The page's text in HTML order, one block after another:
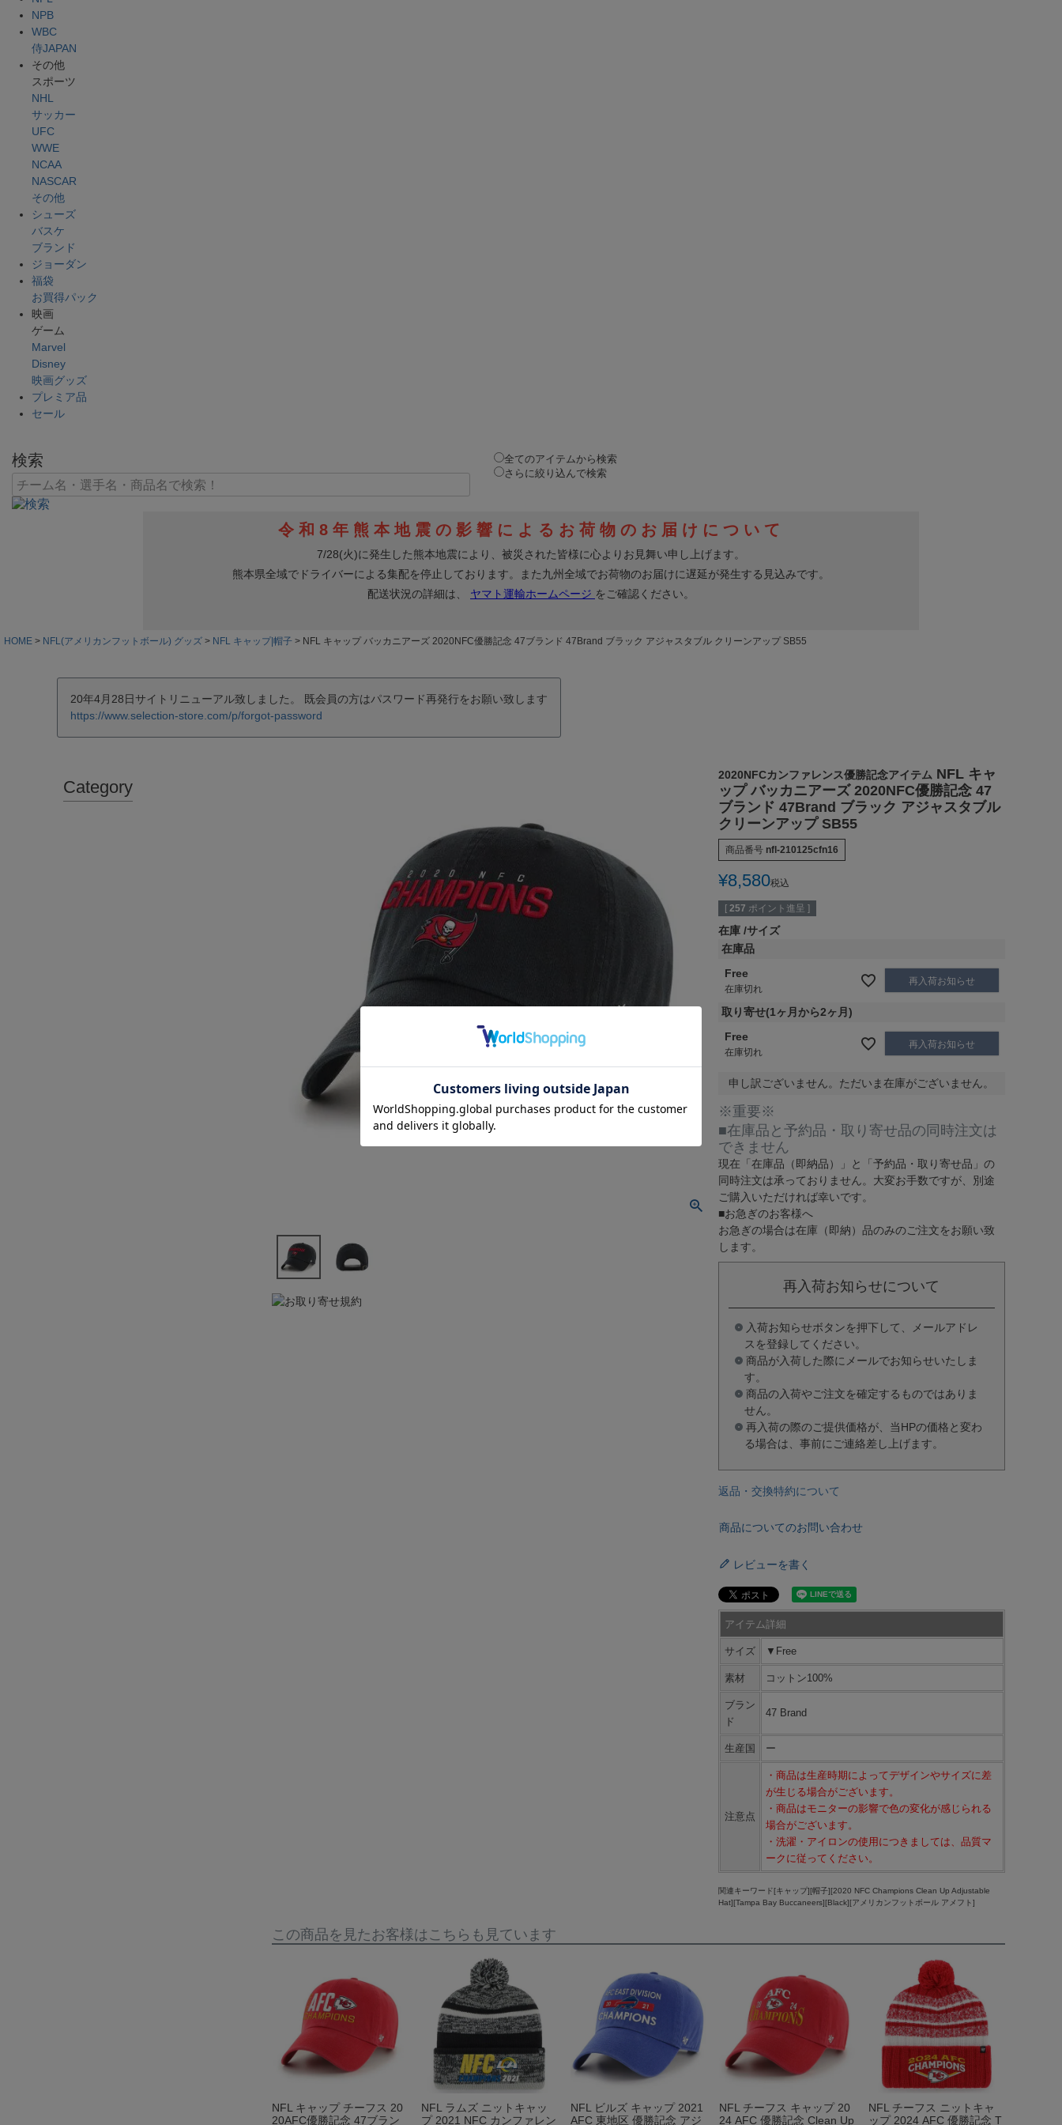
NPB
WBC
侍JAPAN
その他
スポーツ
NHL
サッカー
UFC
WWE
NCAA
NASCAR
その他
シューズ
バスケ
ブランド
ジョーダン
福袋
お買得パック
映画
ゲーム
Marvel
Disney
映画グッズ
プレミア品
セール
検索
全てのアイテムから検索
さらに絞り込んで検索
HOME NFL(アメリカンフットボール) グッズ NFL キャップ|帽子 NFL キャップ バッカニアーズ 2020NFC優勝記念 47ブランド 47Brand ブラック アジャスタブル クリーンアップ SB55
20年4月28日サイトリニューアル致しました。 既会員の方はパスワード再発行をお願い致します
https://www.selection-store.com/p/forgot-password
Category
2020NFCカンファレンス優勝記念アイテム NFL キャ
ップ バッカニアーズ 2020NFC優勝記念 47
ブランド 47Brand ブラック アジャスタブル
クリーンアップ SB55
商品番号 nfl-210125cfn16
¥8,580税込
[ 257 ポイント進呈 ]
在庫 サイズ
在庫品
Free
在庫切れ
再入荷お知らせ
取り寄せ(1ヶ月から2ヶ月)
Free
在庫切れ
再入荷お知らせ
申し訳ございません。ただいま在庫がございません。
※重要※
■在庫品と予約品・取り寄せ品の同時注文は
できません
現在 「在庫品（即納品）」 と 「予約品・取り寄せ品」 の
同時注文は承っておりません。大変お手数ですが、別途
ご購入いただければ幸いです。
■お急ぎのお客様へ
お急ぎの場合は在庫（即納）品のみのご注文をお願い致
します。
再入荷お知らせについて
入荷お知らせボタンを押下して、メールアドレ
スを登録してください。
商品が入荷した際にメールでお知らせいたしま
す。
商品の入荷やご注文を確定するものではありま
せん。
再入荷の際のご提供価格が、当HPの価格と変わ
る場合は、事前にご連絡差し上げます。
返品・交換特約について
商品についてのお問い合わせ
レビューを書く
アイテム詳細
サイズ ▼Free
素材 コットン100%
ブラン
ド
47 Brand
生産国 ー
注意点
・商品は生産時期によってデザインやサイズに差
が生じる場合がございます。
・商品はモニターの影響で色の変化が感じられる
場合がございます。
・洗濯・アイロンの使用につきましては、品質マ
ークに従ってください。
関連キーワード[キャップ][帽子][2020 NFC Champions Clean Up Adjustable
Hat][Tampa Bay Buccaneers][Black][アメリカンフットボール アメフト]
この商品を見たお客様はこちらも見ています
NFL キャップ チーフス 20
20AFC優勝記念 47ブラン
NFL ラムズ ニットキャッ
プ 2021 NFC カンファレン
NFL ビルズ キャップ 2021
AFC 東地区 優勝記念 アジ
NFL チーフス キャップ 20
24 AFC 優勝記念 Clean Up
NFL チーフス ニットキャ
ップ 2024 AFC 優勝記念 T